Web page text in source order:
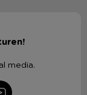
media.